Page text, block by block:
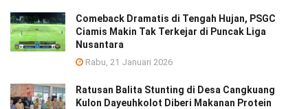
Comeback Dramatis di Tengah Hujan, PSGC
Ciamis Makin Tak Terkejar di Puncak Liga
Nusantara
Rabu, 21 Januari 2026
Ratusan Balita Stunting di Desa Cangkuang
Kulon Dayeuhkolot Diberi Makanan Protein